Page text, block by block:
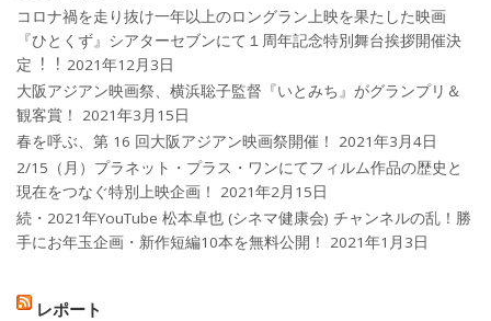
コロナ禍を⾛り抜け⼀年以上のロングラン上映を果たした映画
『ひとくず』シアターセブンにて１周年記念特別舞台挨拶開催決
定︕︕ 2021年12月3日
大阪アジアン映画祭、横浜聡子監督『いとみち』がグランプリ＆
観客賞！
2021年3月15日
春を呼ぶ、第 16 回大阪アジアン映画祭開催！
2021年3月4日
2/15（月）プラネット・プラス・ワンにてフィルム作品の歴史と
現在をつなぐ特別上映企画！
2021年2月15日
続・2021年YouTube 松本卓也 (シネマ健康会) チャンネルの乱！勝
手にお年玉企画・新作短編10本を無料公開！
2021年1月3日
レポート